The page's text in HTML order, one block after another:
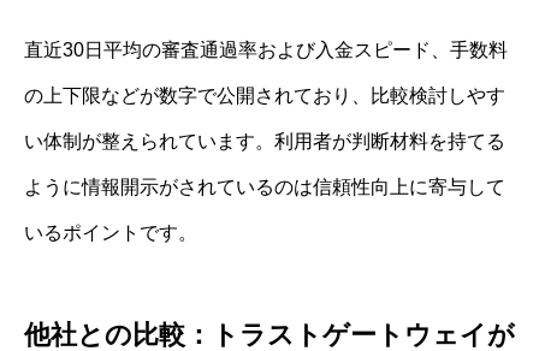
直近30日平均の審査通過率および入金スピード、手数料
の上下限などが数字で公開されており、比較検討しやす
い体制が整えられています。利用者が判断材料を持てる
ように情報開示がされているのは信頼性向上に寄与して
いるポイントです。
他社との比較：トラストゲートウェイが